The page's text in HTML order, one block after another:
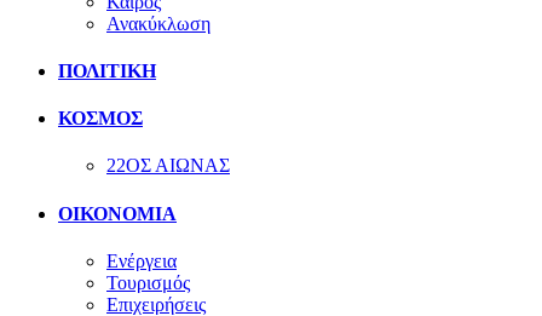
Ανακύκλωση
ΠΟΛΙΤΙΚΗ
ΚΟΣΜΟΣ
22ΟΣ ΑΙΩΝΑΣ
ΟΙΚΟΝΟΜΙΑ
Ενέργεια
Τουρισμός
Επιχειρήσεις